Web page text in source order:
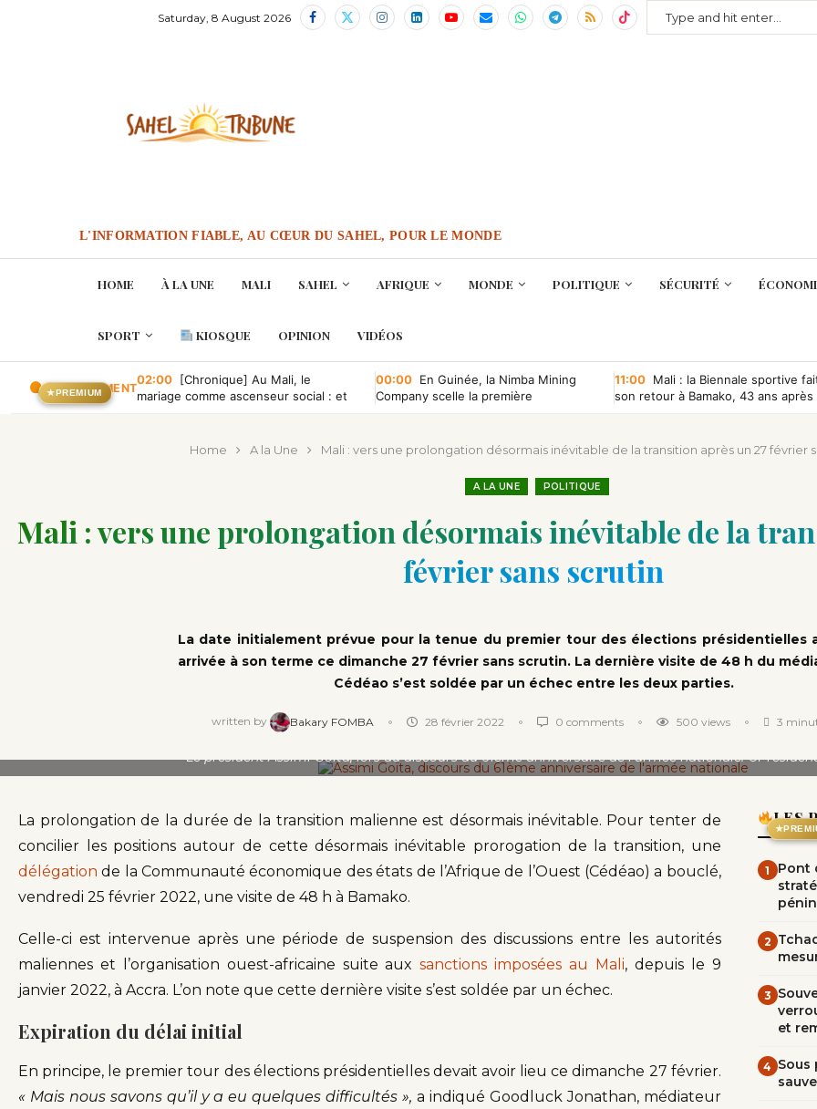
Saturday, 8 August 2026
L'INFORMATION FIABLE, AU CŒUR DU SAHEL, POUR LE MONDE
HOME À LA UNE MALI SAHEL AFRIQUE MONDE POLITIQUE SÉCURITÉ
SPORT KIOSQUE OPINION VIDÉOS
EN CE MOMENT
★PREMIUM
02:00 [Chronique] Au Mali, le
mariage comme ascenseur social : et
00:00 En Guinée, la Nimba Mining
Company scelle la première
11:00 Mali : la Biennale sportive
son retour à Bamako, 43 ans après
Home A la Une Mali : vers une prolongation désormais inévitable de la transition après un 27 février
A LA UNE POLITIQUE
Mali : vers une prolongation désormais inévitable de la
février sans scrutin
La date initialement prévue pour la tenue du premier tour des élections présidentielles
arrivée à son terme ce dimanche 27 février sans scrutin. La dernière visite de 48 h du
Cédéao s’est soldée par un échec entre les deux parties.
written by Bakary FOMBA 28 février 2022 0 comments 500 views 3
Le président Assimi Goïta, lors du discours du 61ème anniversaire de l'armée nationale.
La prolongation de la durée de la transition malienne est désormais inévitable. Pour tenter de
concilier les positions autour de cette désormais inévitable prorogation de la transition, une
délégationde la Communauté économique des états de l’Afrique de l’Ouest (Cédéao) a bouclé,
vendredi 25 février 2022, une visite de 48 h à Bamako.
Celle-ci est intervenue après une période de suspension des discussions entre les autorités
maliennes et l’organisation ouest-africaine suite auxsanctions imposées au Mali, depuis le 9
janvier 2022, à Accra. L’on note que cette dernière visite s’est soldée par un échec.
Expiration du délai initial
En principe, le premier tour des élections présidentielles devait avoir lieu ce dimanche 27 février.
« Mais nous savons qu’il y a eu quelques difficultés », a indiqué Goodluck Jonathan, médiateur
★
LES
1
Pont
2
3
et
4 Sous